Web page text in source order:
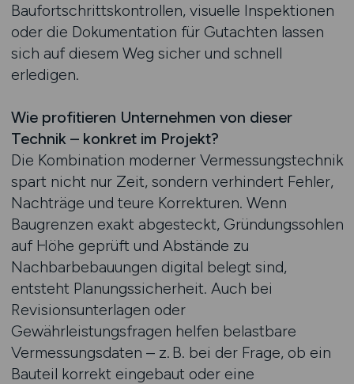
Baufortschrittskontrollen, visuelle Inspektionen
oder die Dokumentation für Gutachten lassen
sich auf diesem Weg sicher und schnell
erledigen.
Wie profitieren Unternehmen von dieser
Technik – konkret im Projekt?
Die Kombination moderner Vermessungstechnik
spart nicht nur Zeit, sondern verhindert Fehler,
Nachträge und teure Korrekturen. Wenn
Baugrenzen exakt abgesteckt, Gründungssohlen
auf Höhe geprüft und Abstände zu
Nachbarbebauungen digital belegt sind,
entsteht Planungssicherheit. Auch bei
Revisionsunterlagen oder
Gewährleistungsfragen helfen belastbare
Vermessungsdaten – z. B. bei der Frage, ob ein
Bauteil korrekt eingebaut oder eine